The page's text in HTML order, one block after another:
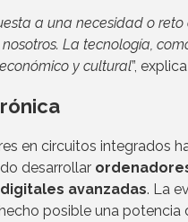
a una necesidad o
La tecnología,
y cultural”,
en circuitos integrados
desarrollar
avanzadas. La
posible una